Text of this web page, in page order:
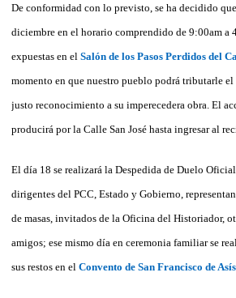
De conformidad con lo previsto, se ha decidido
diciembre en el horario comprendido de 9:00am a
expuestas en el Salón de los Pasos Perdidos del
momento en que nuestro pueblo podrá tributarle
justo reconocimiento a su imperecedera obra. El
producirá por la Calle San José hasta ingresar al
El día 18 se realizará la Despedida de Duelo
dirigentes del PCC, Estado y Gobierno,
de masas, invitados de la Oficina del Historiador,
amigos; ese mismo día en ceremonia familiar se
sus restos en el Convento de San Francisco de